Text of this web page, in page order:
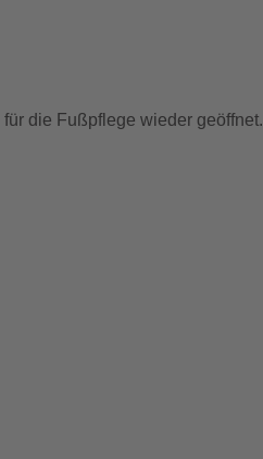
die Fußpflege wieder geöffnet.